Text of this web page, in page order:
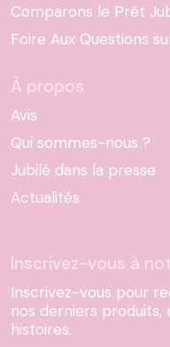
Comparons le Prêt
Foire Aux Questions
À propos
Avis
Qui sommes-nous ?
Jubilé dans la presse
Actualités
Inscrivez-vous à
Inscrivez-vous pour
nos derniers
histoires.